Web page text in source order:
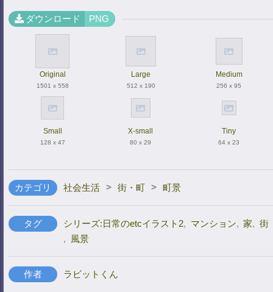
ダウンロード PNG
Original
1501 x 558
Large
512 x 190
Medium
256 x 95
Small
128 x 47
X-small
80 x 29
Tiny
64 x 23
カテゴリ 社会生活 > 街・町 > 町景
タグ シリーズ:日常のetcイラスト2, マンション, 家, 街
,
風景
作者 ラビットくん